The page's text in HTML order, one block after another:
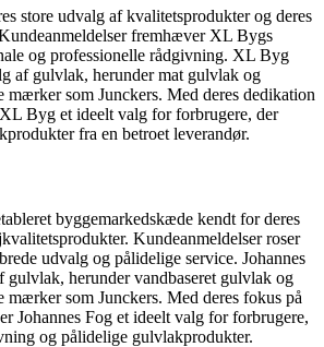
store udvalg af kvalitetsprodukter og deres
fremhæver XL Bygs
og professionelle rådgivning. XL Byg
af gulvlak, herunder mat gulvlak og
mærker som Junckers. Med deres dedikation
Byg et ideelt valg for forbrugere, der
fra en betroet leverandør.
byggemarkedskæde kendt for deres
Kundeanmeldelser roser
udvalg og pålidelige service. Johannes
gulvlak, herunder vandbaseret gulvlak og
mærker som Junckers. Med deres fokus på
Johannes Fog et ideelt valg for forbrugere,
og pålidelige gulvlakprodukter.